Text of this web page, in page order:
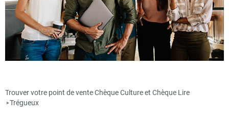
Trouver votre point de vente Chèque Culture et Chèque Lire
>Trégueux